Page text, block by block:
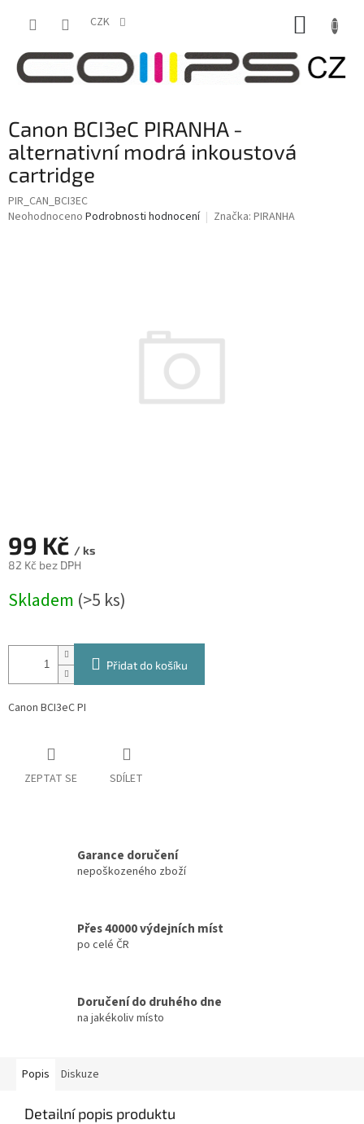
CZK
Canon BCI3eC PIRANHA -
alternativní modrá inkoustová
cartridge
PIR_CAN_BCI3EC
Průměrné
Neohodnoceno Podrobnosti hodnocení Značka: PIRANHA
99 Kč / ks
82 Kč bez DPH
cena:
Skladem (>5 ks)
Přidat do košíku
Canon BCI3eC PI
ZEPTAT SE SDÍLET
Garance doručení
nepoškozeného zboží
Přes 40000 výdejních míst
po celé ČR
Doručení do druhého dne
na jakékoliv místo
Popis Diskuze
Detailní popis produktu